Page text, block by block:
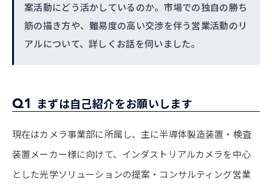
案活動にどう活かしているのか。市場での独自の勝ち
筋の描き方や、難易度の高い交渉を伴う営業活動のリ
アルについて、詳しくお話を伺いました。
Q1 まずは自己紹介をお願いします
現在はカメラ事業部に所属し、主に半導体製造装置・検査
装置メーカー様に向けて、インダストリアルカメラを中心
とした光学ソリューションの提案・コンサルティング営業